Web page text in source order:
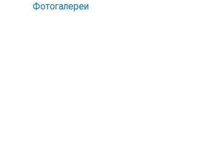
Фотогалереи